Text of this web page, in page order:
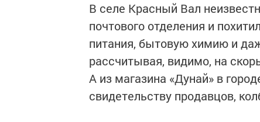
В селе Красный Вал
почтового отделения и
питания, бытовую химию и
рассчитывая, видимо, на
А из магазина «Дунай» в
свидетельству продавцов,